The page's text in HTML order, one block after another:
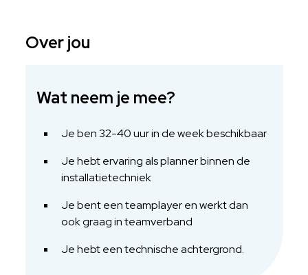
Over jou
Wat neem je mee?
Je ben 32-40 uur in de week beschikbaar
Je hebt ervaring als planner binnen de
installatietechniek
Je bent een teamplayer en werkt dan
ook graag in teamverband
Je hebt een technische achtergrond.